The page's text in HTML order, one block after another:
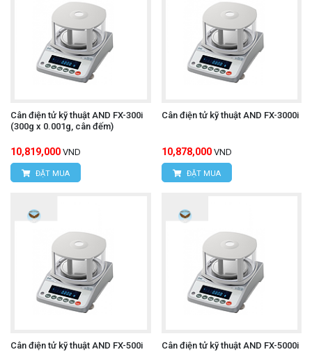
Cân điện tử kỹ thuật AND FX-300i
(300g x 0.001g, cân đếm)
10,819,000 VND
ĐẶT MUA
Cân điện tử kỹ thuật AND FX-3000i
10,878,000 VND
ĐẶT MUA
Cân điện tử kỹ thuật AND FX-500i
Cân điện tử kỹ thuật AND FX-5000i